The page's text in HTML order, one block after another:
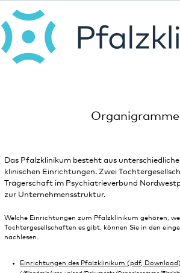
Organigramme
Das Pfalzklinikum besteht aus
klinischen Einrichtungen. Zwei
Trägerschaft im Psychiatrieverbund
zur Unternehmensstruktur.
Welche Einrichtungen zum Pfalzklinikum gehören,
Tochtergesellschaften es gibt, können Sie in den
nachlesen.
Einrichtungen des Pfalzklinikum (pdf, Download)